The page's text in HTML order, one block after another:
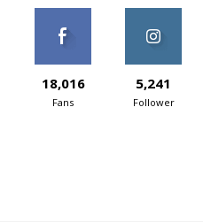
18,016
Fans
5,241
Follower